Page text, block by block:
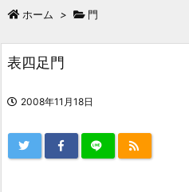
ホーム > 門
表四足門
2008年11月18日